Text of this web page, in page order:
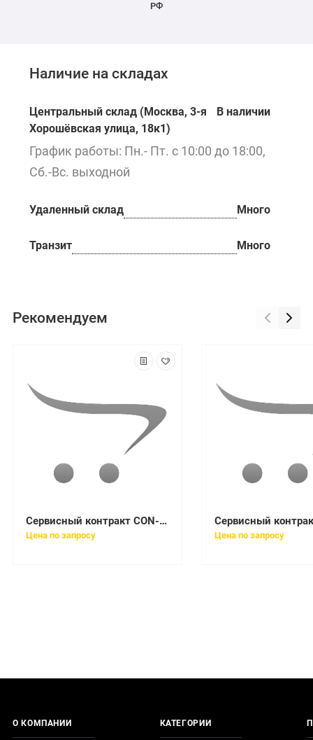
РФ
Наличие на складах
Центральный склад (Москва, 3-я
Хорошёвская улица, 18к1)
В наличии
График работы: Пн.- Пт. с 10:00 до 18:00,
Сб.-Вс. выходной
Удаленный склад Много
Транзит Много
Рекомендуем
Сервисный контракт CON-SNT-C2960C8T
Цена по запросу Цена по запросу
О КОМПАНИИ КАТЕГОРИИ